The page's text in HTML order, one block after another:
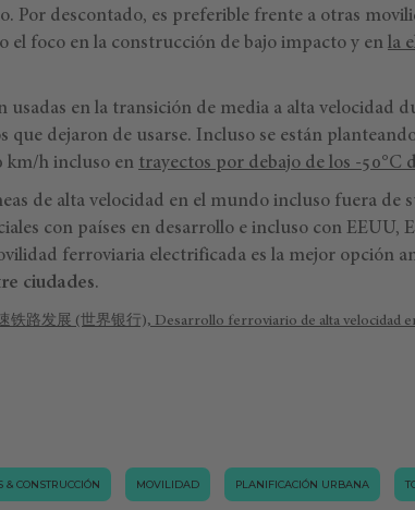
Por descontado, es preferible frente a otras
el foco en la construcción de bajo impacto y en la
usadas en la transición de media a alta velocidad
que dejaron de usarse. Incluso se están
km/h incluso en trayectos por debajo de los -50°C
de alta velocidad en el mundo incluso fuera de
con países en desarrollo e incluso con EEUU,
ferroviaria electrificada es la mejor opción
ciudades.
铁路发展 (世界银行), Desarrollo ferroviario de alta velocidad
& CONSTRUCCIÓN MOVILIDAD PLANIFICACIÓN URBANA